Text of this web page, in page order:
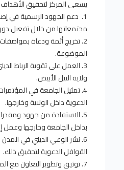
يسعى المركز لتحقيق الأهداف
1. دعم الجهود الرسمية في
مجتمعاتها من خلال تفعيل
2. تخريج أئمة ودعاة
الموضوعة.
3. العمل على تقوية الرباط
ولاية النيل الأبيض.
4. تمثيل الجامعة في
الدعوية داخل الولاية وخارجها.
5. الاستفادة من جهود
بداخل الجامعة وخارجها
6. نشر الوعي الديني في
القوافل الدعوية لتحقيق ذلك.
7. توثيق وتطوير التعاون مع